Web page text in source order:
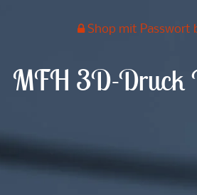
MFH 3D-Druck
Shop mit Passwort